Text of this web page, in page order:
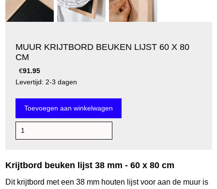
MUUR KRIJTBORD BEUKEN LIJST 60 X 80
CM
€91.95
Levertijd: 2-3 dagen
Krijtbord beuken lijst 38 mm - 60 x 80 cm
Dit krijtbord met een 38 mm houten lijst voor aan de muur is